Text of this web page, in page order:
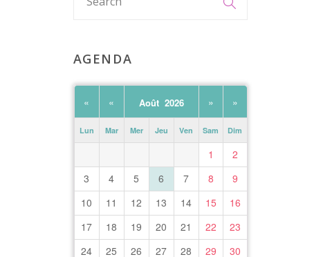
AGENDA
« « Août 2026 » »
Lun Mar Mer Jeu Ven Sam Dim
1
2
3
4 5 6 7 8
9
10
11 12 13 14 15
16
17
18 19 20 21 22
23
24
25 26 27 28 29
30